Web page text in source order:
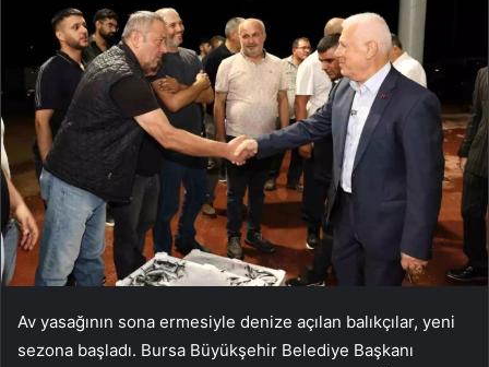
Av yasağının sona ermesiyle denize açılan balıkçılar, yeni
sezona başladı. Bursa Büyükşehir Belediye Başkanı